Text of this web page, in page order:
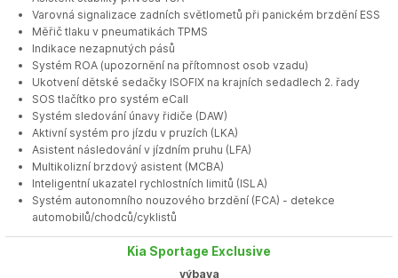
Varovná signalizace zadních světlometů při panickém brzdění ESS
Měřič tlaku v pneumatikách TPMS
Indikace nezapnutých pásů
Systém ROA (upozornění na přítomnost osob vzadu)
Ukotvení dětské sedačky ISOFIX na krajních sedadlech 2. řady
SOS tlačítko pro systém eCall
Systém sledování únavy řidiče (DAW)
Aktivní systém pro jízdu v pruzích (LKA)
Asistent následování v jízdním pruhu (LFA)
Multikolizní brzdový asistent (MCBA)
Inteligentní ukazatel rychlostních limitů (ISLA)
Systém autonomního nouzového brzdění (FCA) - detekce
automobilů/chodců/cyklistů
Kia Sportage Exclusive
výbava